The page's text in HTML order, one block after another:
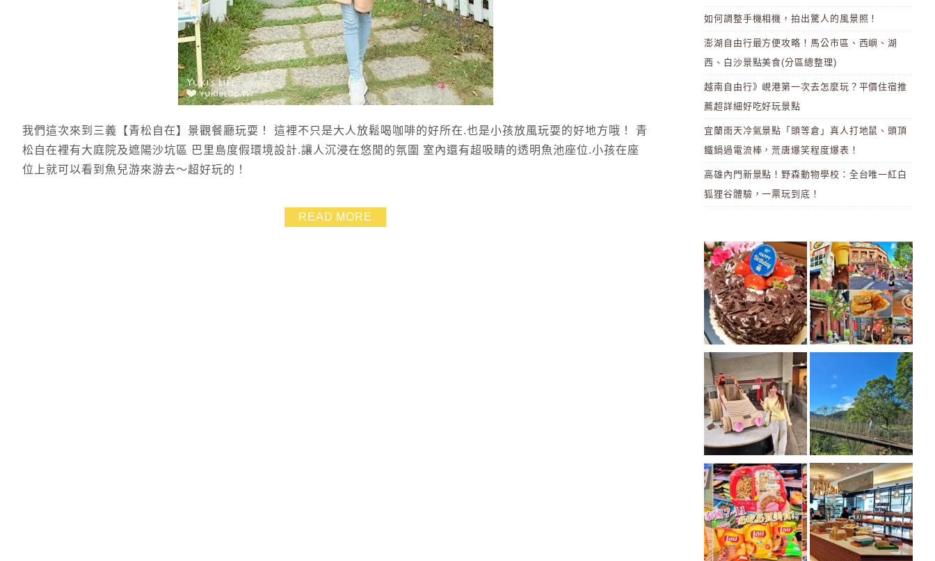
我們這次來到三義【青松自在】景觀餐廳玩耍！ 這裡不只是大人放鬆喝咖啡的好所在.也是小孩放風玩耍的好地方哦！ 青
松自在裡有大庭院及遮陽沙坑區 巴里島度假環境設計.讓人沉浸在悠閒的氛圍 室內還有超吸睛的透明魚池座位.小孩在座
位上就可以看到魚兒游來游去～超好玩的！
READ MORE
如何調整手機相機，拍出驚人的風景照！
澎湖自由行最方便攻略！馬公市區、西嶼、湖
西、白沙景點美食(分區總整理)
越南自由行》峴港第一次去怎麼玩？平價住宿推
薦超詳細好吃好玩景點
宜蘭雨天冷氣景點「頭等倉」真人打地鼠、頭頂
鐵鍋過電流棒，荒唐爆笑程度爆表！
高雄內門新景點！野森動物學校：全台唯一紅白
狐狸谷體驗，一票玩到底！